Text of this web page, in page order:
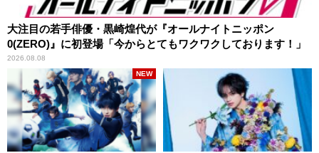
大注目の若手俳優・黒崎煌代が『オールナイトニッポン
0(ZERO)』に初登場「今からとてもワクワクしております！」
2026.08.08
NEW